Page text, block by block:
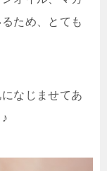
ため、 とても
なじませてあ